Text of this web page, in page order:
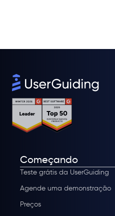
Começando
Teste grátis da UserGuiding
Agende uma demonstração
Preços